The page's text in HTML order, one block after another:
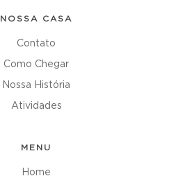
NOSSA CASA
Contato
Como Chegar
Nossa História
Atividades
MENU
Home